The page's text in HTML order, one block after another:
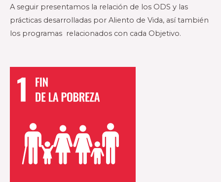
A seguir presentamos la relación de los ODS y las
prácticas desarrolladas por Aliento de Vida, así también
los programas relacionados con cada Objetivo.